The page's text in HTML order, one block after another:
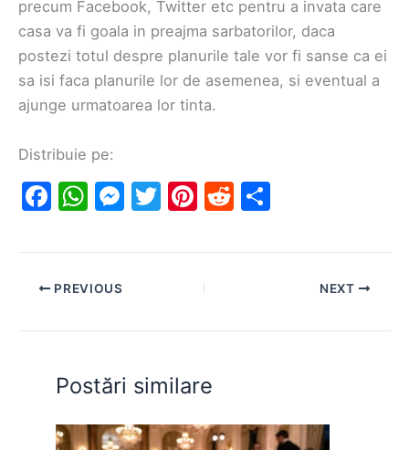
precum Facebook, Twitter etc pentru a invata care
casa va fi goala in preajma sarbatorilor, daca
postezi totul despre planurile tale vor fi sanse ca ei
sa isi faca planurile lor de asemenea, si eventual a
ajunge urmatoarea lor tinta.
Distribuie pe:
F
c
e
o
o
k
W
at
s
p
p
M
s
n
g
er
T
itt
Pi
er
e
R
d ar
PREVIOUS NEXT
Postări similare